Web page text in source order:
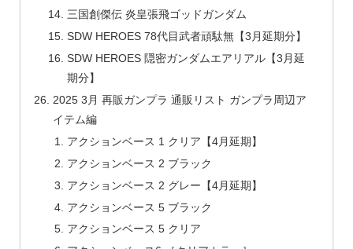
三国創傑伝 炎皇張飛ゴッドガンダム
SDW HEROES 78代目武者頑駄無【3月延期分】
SDW HEROES 隠密ガンダムエアリアル【3月延
期分】
2025 3月 再販ガンプラ 通販リスト ガンプラ周辺ア
イテム編
アクションベース 1 クリア【4月延期】
アクションベース 2 ブラック
アクションベース 2 グレー【4月延期】
アクションベース 5 ブラック
アクションベース 5 クリア